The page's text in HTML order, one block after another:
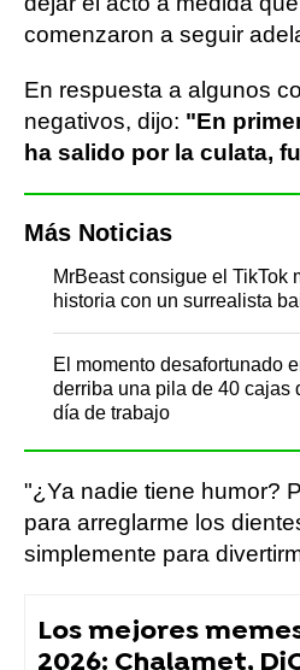
comenzaron a seguir
En respuesta a algunos
negativos, dijo: "En
ha salido por la culata,
Más Noticias
MrBeast consigue el TikTok
historia con un surrealista
El momento desafortunado
derriba una pila de 40 cajas
día de trabajo
"¿Ya nadie tiene humor?
para arreglarme los
simplemente para
Los mejores
2026: Chalamet,